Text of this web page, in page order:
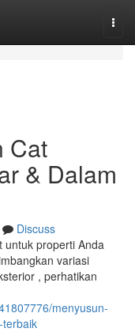
Cat
& Dalam
Discuss
untuk properti Anda
variasi
, perhatikan
menyusun-
terbaik